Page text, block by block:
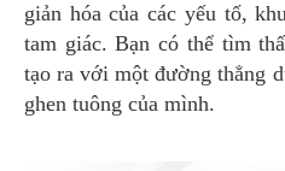
giản hóa của các yếu tố,
tam giác. Bạn có thể tìm
tạo ra với một đường thẳng
ghen tuông của mình.